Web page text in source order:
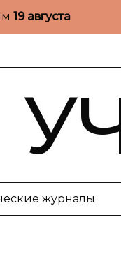
19 августа
журналы